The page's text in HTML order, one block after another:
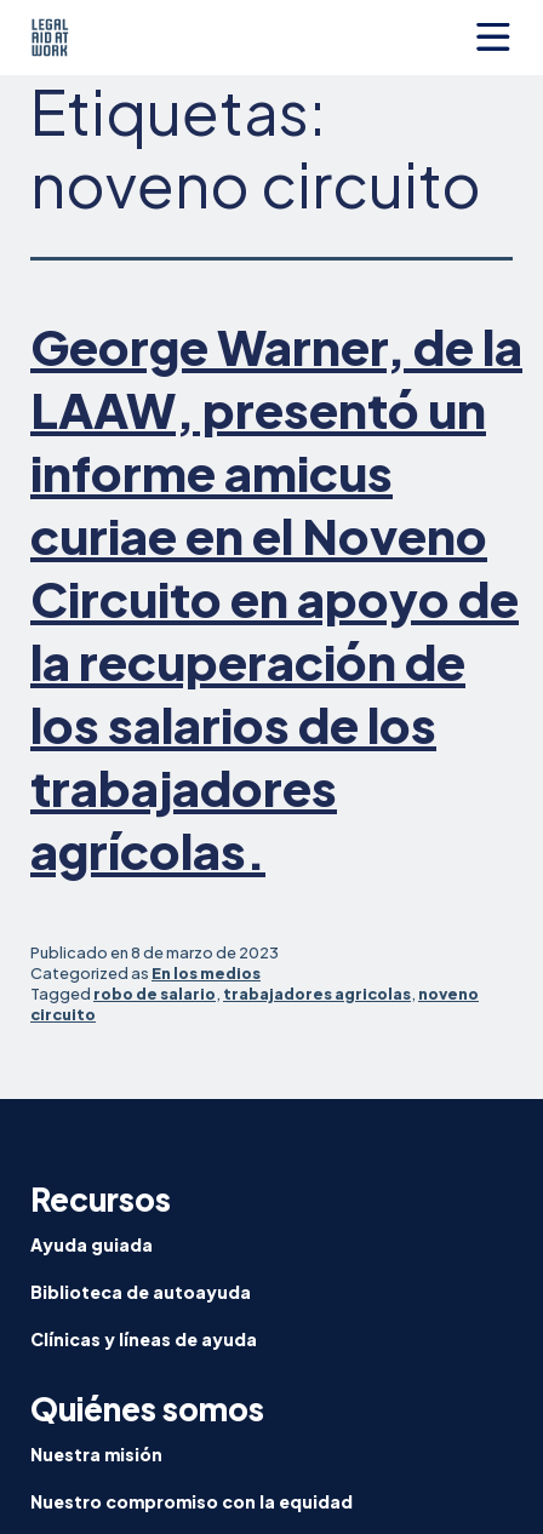
Aid
at
Etiquetas:
noveno circuito
George Warner, de la
LAAW, presentó un
informe amicus
curiae en el Noveno
Circuito en apoyo de
la recuperación de
los salarios de los
trabajadores
agrícolas.
Publicado en8 de marzo de 2023
Categorized as En los medios
Tagged robo de salario, trabajadores agricolas, noveno
circuito
Recursos
Ayuda guiada
Biblioteca de autoayuda
Clínicas y líneas de ayuda
Quiénes somos
Nuestra misión
Nuestro compromiso con la equidad